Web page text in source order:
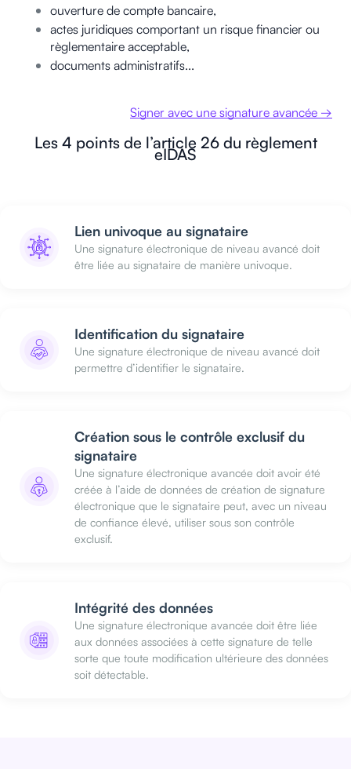
ouverture de compte bancaire,
actes juridiques comportant un risque financier ou
règlementaire acceptable,
documents administratifs...
Signer avec une signature avancée →
Les 4 points de l’article 26 du règlement
eIDAS
Lien univoque au signataire
Une signature électronique de niveau avancé doit
être liée au signataire de manière univoque.
Identification du signataire
Une signature électronique de niveau avancé doit
permettre d’identifier le signataire.
Création sous le contrôle exclusif du
signataire
Une signature électronique avancée doit avoir été
créée à l’aide de données de création de signature
électronique que le signataire peut, avec un niveau
de confiance élevé, utiliser sous son contrôle
exclusif.
Intégrité des données
Une signature électronique avancée doit être liée
aux données associées à cette signature de telle
sorte que toute modification ultérieure des données
soit détectable.